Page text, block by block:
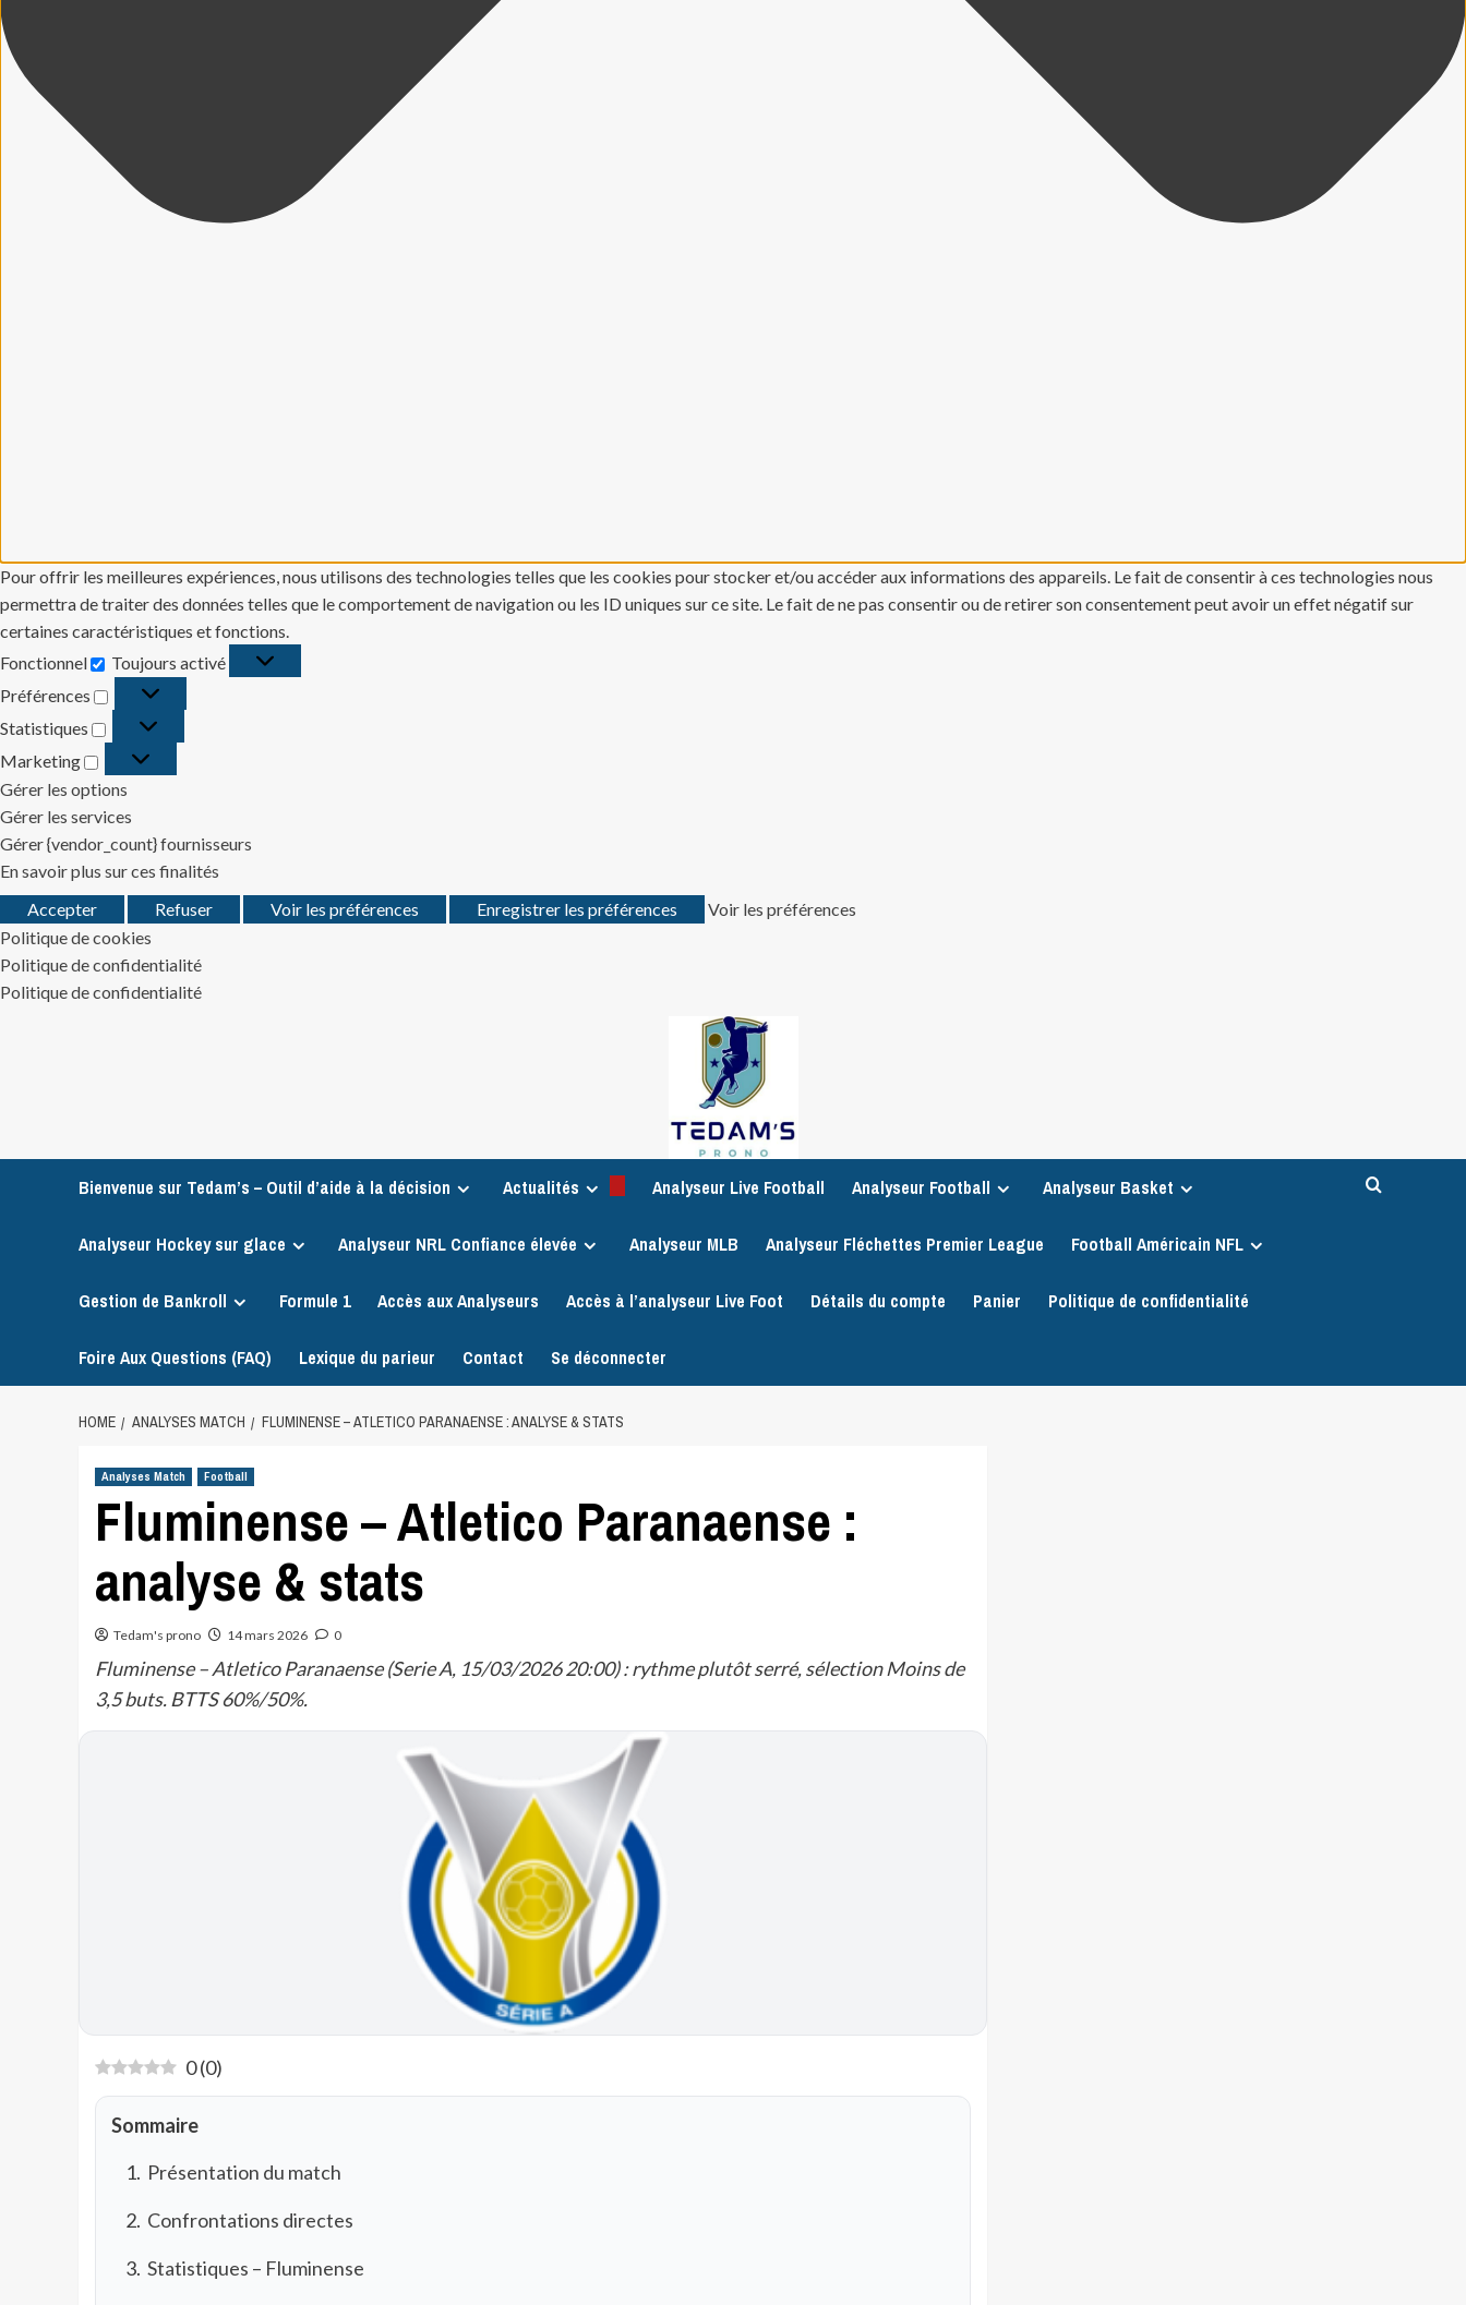
Pour offrir les meilleures expériences, nous utilisons des technologies telles que les cookies pour stocker et/ou accéder aux informations des appareils. Le fait de consentir à ces technologies nous
permettra de traiter des données telles que le comportement de navigation ou les ID uniques sur ce site. Le fait de ne pas consentir ou de retirer son consentement peut avoir un effet négatif sur
certaines caractéristiques et fonctions.
Fonctionnel
Fonctionnel
Toujours activé
Préférences
Préférences
Statistiques
Statistiques
Marketing
Marketing
Gérer les options
Gérer les services
Gérer {vendor_count} fournisseurs
En savoir plus sur ces finalités
Accepter
Refuser Voir les préférences Enregistrer les préférences
Voir les préférences
Politique de cookies
Politique de confidentialité
Politique de confidentialité
Bienvenue sur Tedam’s – Outil d’aide à la décision Actualités Analyseur Live Football Analyseur Football Analyseur Basket
Analyseur Hockey sur glace Analyseur NRL Confiance élevée Analyseur MLB Analyseur Fléchettes Premier League Football Américain NFL
Gestion de Bankroll Formule 1 Accès aux Analyseurs Accès à l’analyseur Live Foot Détails du compte Panier Politique de confidentialité
Foire Aux Questions (FAQ) Lexique du parieur Contact Se déconnecter
HOME ANALYSES MATCH FLUMINENSE – ATLETICO PARANAENSE : ANALYSE & STATS
Analyses Match Football
Fluminense – Atletico Paranaense :
analyse & stats
Tedam's prono 14 mars 2026 0
Fluminense – Atletico Paranaense (Serie A, 15/03/2026 20:00) : rythme plutôt serré, sélection Moins de
3,5 buts. BTTS 60%/50%.
0(0)
Sommaire
Présentation du match
Confrontations directes
Statistiques – Fluminense